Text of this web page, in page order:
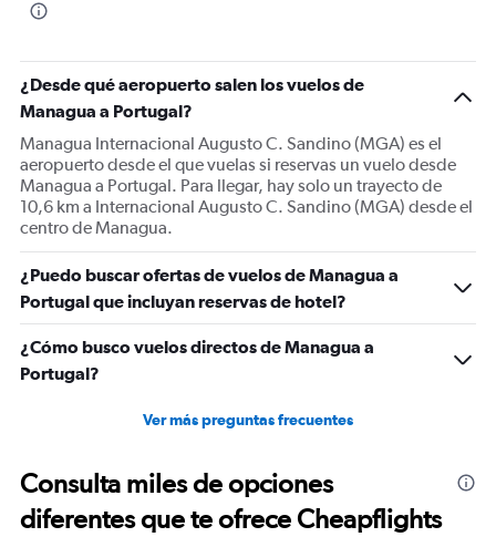
¿Desde qué aeropuerto salen los vuelos de
Managua a Portugal?
Managua Internacional Augusto C. Sandino (MGA) es el
aeropuerto desde el que vuelas si reservas un vuelo desde
Managua a Portugal. Para llegar, hay solo un trayecto de
10,6 km a Internacional Augusto C. Sandino (MGA) desde el
centro de Managua.
¿Puedo buscar ofertas de vuelos de Managua a
Portugal que incluyan reservas de hotel?
¿Cómo busco vuelos directos de Managua a
Portugal?
Ver más preguntas frecuentes
Consulta miles de opciones
diferentes que te ofrece Cheapflights